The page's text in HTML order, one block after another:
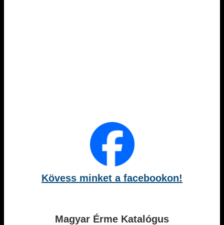
Kövess minket a facebookon!
Magyar Érme Katalógus